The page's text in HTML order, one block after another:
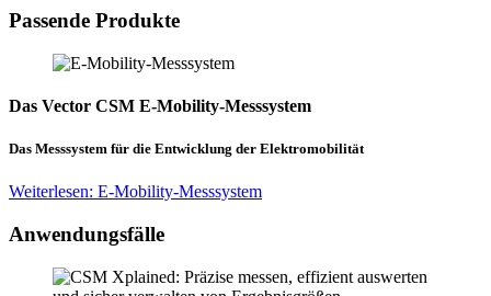
Passende Produkte
Das Vector CSM E-Mobility-Messsystem
Das Messsystem für die Entwicklung der Elektromobilität
Weiterlesen: E-Mobility-Messsystem
Anwendungsfälle